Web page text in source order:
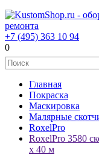
+7 (495) 363 10 94
0
Главная
Покраска
Маскировка
Малярные
RoxelPro
RoxelPro 3580
х 40 м